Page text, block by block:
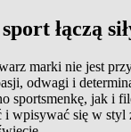
łączą
marki nie jest
odwagi i
sportsmenkę, jak i
i wpisywać się w styl